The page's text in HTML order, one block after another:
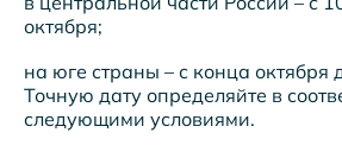
октября;
на юге страны – с конца октября
Точную дату определяйте в
следующими условиями.